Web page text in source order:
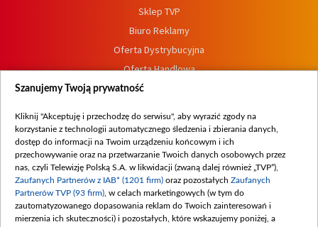
Sklep TVP
Biuro Reklamy
Oferta Dystrybucyjna
Oferta Handlowa
Dostępność
Procedura zgłoszeń wewnętrznych
Szanujemy Twoją prywatność
Kliknij "Akceptuję i przechodzę do serwisu", aby wyrazić zgody na
korzystanie z technologii automatycznego śledzenia i zbierania danych,
dostęp do informacji na Twoim urządzeniu końcowym i ich
przechowywanie oraz na przetwarzanie Twoich danych osobowych przez
nas, czyli Telewizję Polską S.A. w likwidacji (zwaną dalej również „TVP”),
Zaufanych Partnerów z IAB* (1201 firm) oraz pozostałych Zaufanych
Partnerów TVP (93 firm) , w celach marketingowych (w tym do
zautomatyzowanego dopasowania reklam do Twoich zainteresowań i
mierzenia ich skuteczności) i pozostałych, które wskazujemy poniżej, a